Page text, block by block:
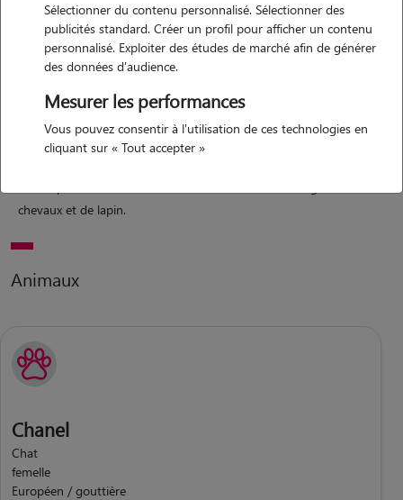
suis capable de m'occuper de chiens et également de chats en
respectant leur besoins (repas, promenade, jeux,...)
Expérience
ayant grandis entourées d'animaux, j'ai acquis une véritable aisance
chevaux et de lapin.
Animaux
Chanel
Chat
femelle
Européen / gouttière
Sélectionner du contenu personnalisé. Sélectionner des
publicités standard. Créer un profil pour afficher un contenu
personnalisé. Exploiter des études de marché afin de générer
des données d'audience.
Mesurer les performances
Vous pouvez consentir à l'utilisation de ces technologies en
cliquant sur « Tout accepter »